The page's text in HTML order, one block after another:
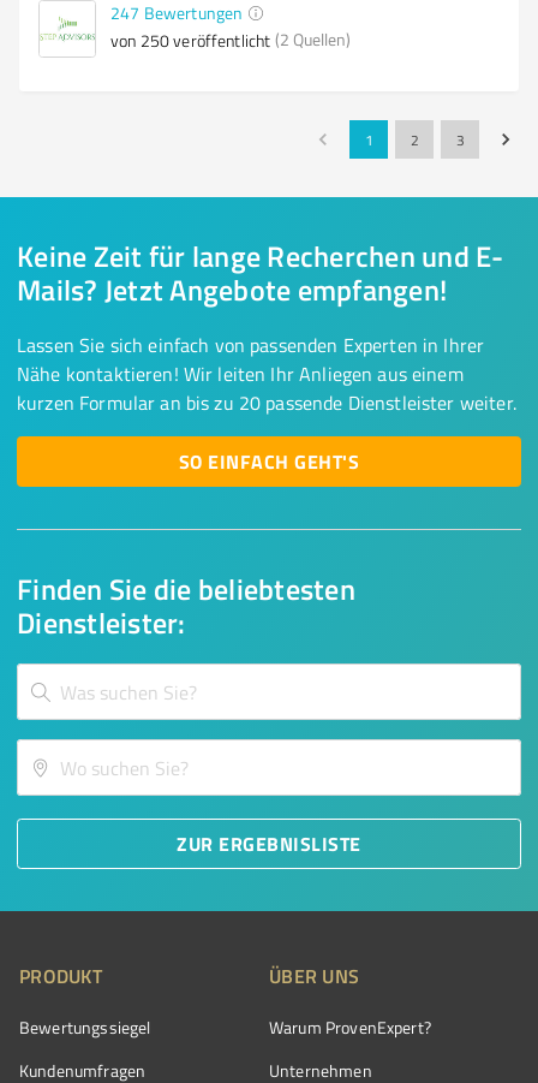
247 Bewertungen
von 250 veröffentlicht (2 Quellen)
1 2 3
Finden Sie die beliebtesten
Dienstleister:
ZUR ERGEBNISLISTE
Keine Zeit für lange Recherchen und E-
Mails? Jetzt Angebote empfangen!
Lassen Sie sich einfach von passenden Experten in Ihrer
Nähe kontaktieren! Wir leiten Ihr Anliegen aus einem
kurzen Formular an bis zu 20 passende Dienstleister weiter.
SO EINFACH GEHT'S
PRODUKT
Bewertungssiegel
Kundenumfragen
ÜBER UNS
Warum ProvenExpert?
Unternehmen